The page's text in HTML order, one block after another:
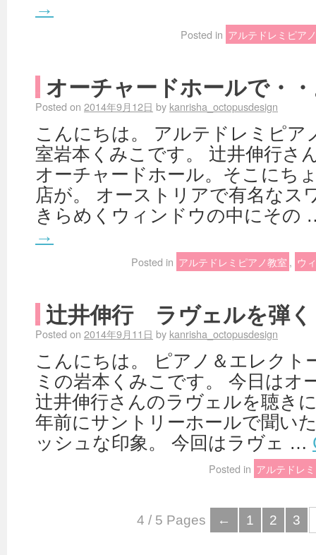
→
Posted in アルテドレミピア
オーチャードホールで・
Posted on 2014年9月12日 by kanrisha_octopusdesign
こんにちは。 アルテドレミピア
室岩本くみこです。 辻井伸行さ
オーチャードホール。そこにち
店が。 オーストリアで有名なス
きらめくウィンドウの中にそ
→
Posted in アルテドレミピアノ教室 , ウ
辻井伸行 ラヴェルを弾
Posted on 2014年9月11日 by kanrisha_octopusdesign
こんにちは。 ピアノ＆エレクト
ミの岩本くみこです。 今日はオ
辻井伸行さんのラヴェルを聴き
年前にサントリーホールで聞い
ッシュな印象。 今回はラヴェ …
Posted in アルテドレ
4 / 5 Pages ← 1 2 3